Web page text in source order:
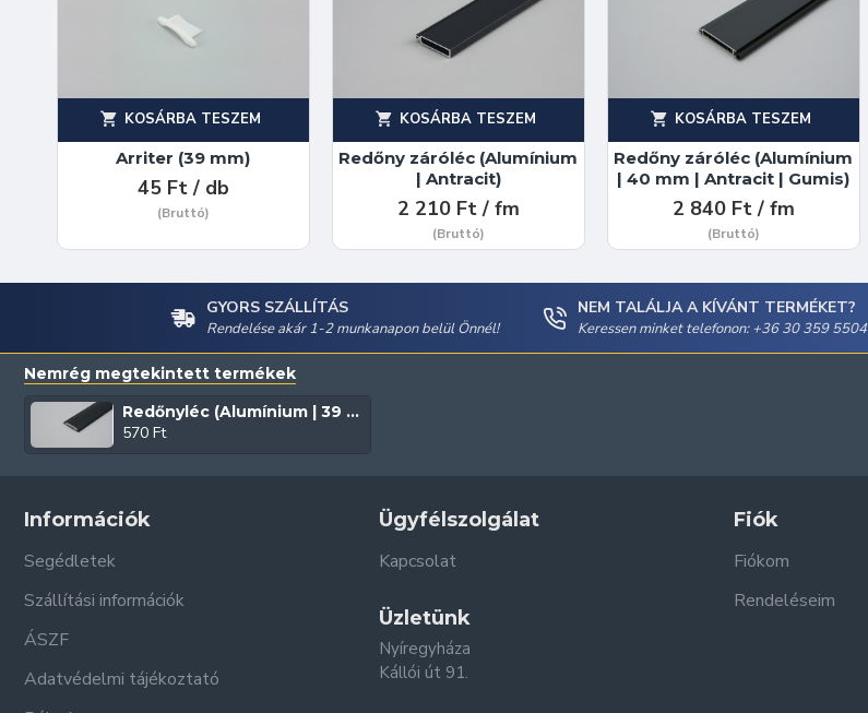
Arriter (39 mm)
45 Ft / db
(Bruttó)
KOSÁRBA TESZEM
Redőny záróléc (Alumínium
| Antracit)
2 210 Ft / fm
(Bruttó)
KOSÁRBA TESZEM
Redőny záróléc (Alumínium
| 40 mm | Antracit | Gumis)
2 840 Ft / fm
(Bruttó)
KOSÁRBA TESZEM
GYORS SZÁLLÍTÁS
Rendelése akár 1-2 munkanapon belül Önnél!
NEM TALÁLJA A KÍVÁNT TERMÉKET?
Keressen minket telefonon: +36 30 359 5504
Nemrég megtekintett termékek
Redőnyléc (Alumínium | 39 mm | Antracit)
570 Ft
Információk
Segédletek
Szállítási információk
ÁSZF
Adatvédelmi tájékoztató
Ügyfélszolgálat
Kapcsolat
Üzletünk
Nyíregyháza
Kállói út 91.
Fiók
Fiókom
Rendeléseim